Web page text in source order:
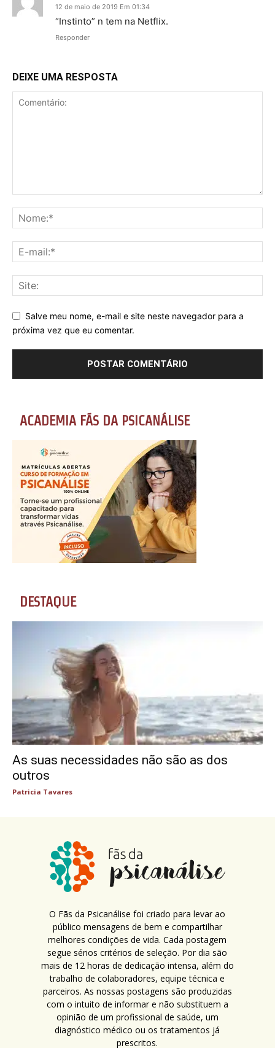
12 de maio de 2019 Em 01:34
“Instinto” n tem na Netflix.
Responder
DEIXE UMA RESPOSTA
Salve meu nome, e-mail e site neste navegador para a
próxima vez que eu comentar.
ACADEMIA FÃS DA PSICANÁLISE
DESTAQUE
As suas necessidades não são as dos
outros
Patricia Tavares
O Fãs da Psicanálise foi criado para levar ao
público mensagens de bem e compartilhar
melhores condições de vida. Cada postagem
segue sérios critérios de seleção. Por dia são
mais de 12 horas de dedicação intensa, além do
trabalho de colaboradores, equipe técnica e
parceiros. As nossas postagens são produzidas
com o intuito de informar e não substituem a
opinião de um profissional de saúde, um
diagnóstico médico ou os tratamentos já
prescritos.